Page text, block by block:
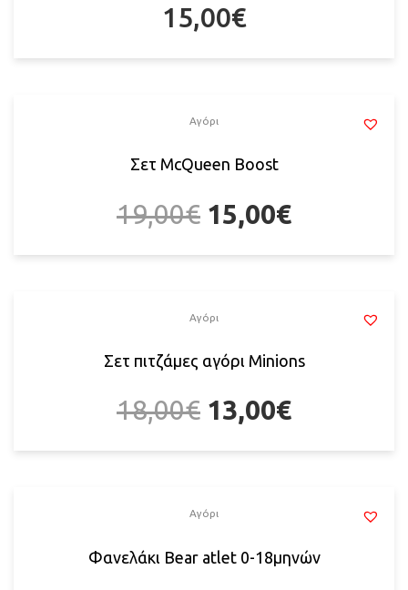
15,00€
Αγόρι
Σετ McQueen Boost
19,00€ 15,00€
Αγόρι
Σετ πιτζάμες αγόρι Minions
18,00€ 13,00€
Αγόρι
Φανελάκι Bear atlet 0-18μηνών